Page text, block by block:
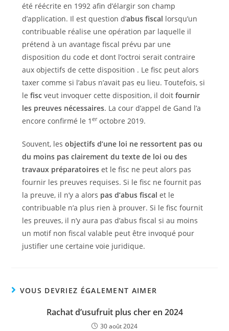
été réécrite en 1992 afin d’élargir son champ
d’application. Il est question d’abus fiscal lorsqu’un
contribuable réalise une opération par laquelle il
prétend à un avantage fiscal prévu par une
disposition du code et dont l’octroi serait contraire
aux objectifs de cette disposition . Le fisc peut alors
taxer comme si l’abus n’avait pas eu lieu. Toutefois, si
le fiscveut invoquer cette disposition, il doit fournir
les preuves nécessaires. La cour d’appel de Gand l’a
encore confirmé le 1 eroctobre 2019.
Souvent, les objectifs d’une loi ne ressortent pas ou
du moins pas clairement du texte de loi ou des
travaux préparatoires et le fisc ne peut alors pas
fournir les preuves requises. Si le fisc ne fournit pas
la preuve, il n’y a alors pas d’abus fiscal et le
contribuable n’a plus rien à prouver. Si le fisc fournit
les preuves, il n’y aura pas d’abus fiscal si au moins
un motif non fiscal valable peut être invoqué pour
justifier une certaine voie juridique.
VOUS DEVRIEZ ÉGALEMENT AIMER
Rachat d’usufruit plus cher en 2024
30 août 2024